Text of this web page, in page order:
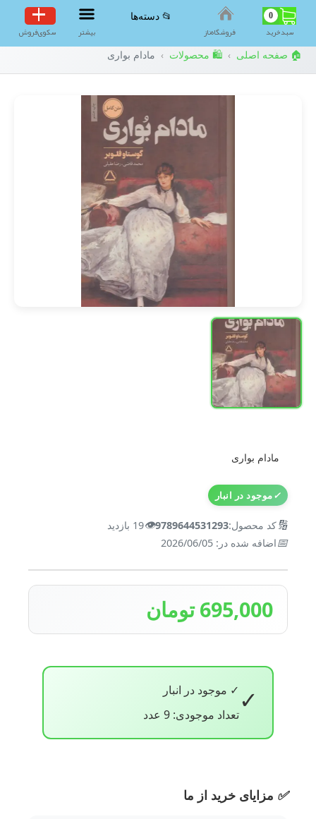
0
سبد‌خرید فروشگاه‌ناز
📂 دسته‌ها
بیشتر سکوی‌فروش
🏠 صفحه اصلی › 🛍️ محصولات › مادام بواری
مادام بواری
✓موجود در انبار
🔢کد محصول:9789644531293
👁️19 بازدید
📅اضافه شده در: 2026/06/05
695,000 تومان
✓ ✓ موجود در انبار
تعداد موجودی: 9 عدد
✅ مزایای خرید از ما